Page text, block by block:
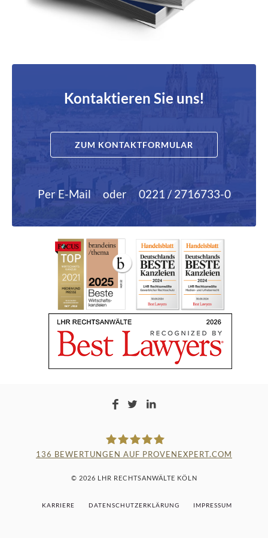
Kontaktieren Sie uns!
ZUM KONTAKTFORMULAR
Per E-Mail oder 0221 / 2716733-0
LAMPMANN, HABERKAMM &
ROSENBAUM
136 BEWERTUNGEN AUF PROVENEXPERT.COM
© 2026 LHR RECHTSANWÄLTE KÖLN
KARRIERE DATENSCHUTZERKLÄRUNG IMPRESSUM